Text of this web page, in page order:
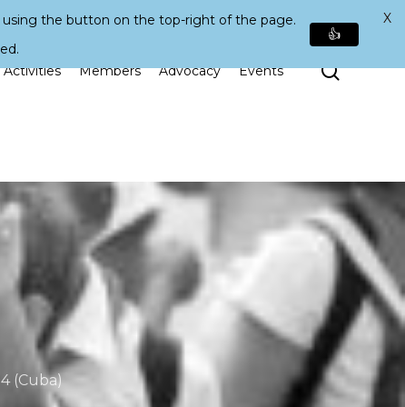
Activities Members Advocacy Events Search
(Cuba)
using the button on the top-right of the page.
👍
X